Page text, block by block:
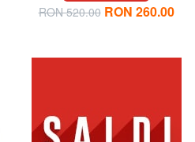
RON 520.00 RON 260.00